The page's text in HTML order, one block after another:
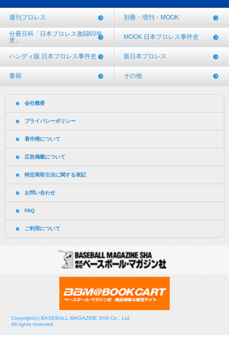
週刊プロレス 別冊・増刊・MOOK
分冊百科「日本プロレス激闘60年
史」
MOOK 日本プロレス事件史
ハンディ版 日本プロレス事件史 新日本プロレス
書籍 その他
会社概要
プライバシーポリシー
著作権について
広告掲載について
特定商取引法に関する表記
お問い合わせ
FAQ
ご利用について
Copyright(c) BASEBALL MAGAZINE SHA Co., Ltd.
All rights reserved.